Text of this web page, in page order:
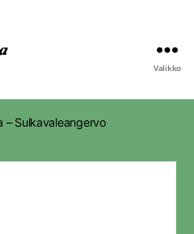
Valikko
Sulkavaleangervo